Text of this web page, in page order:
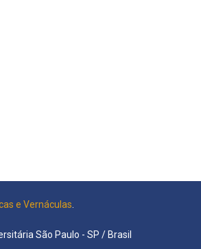
e Vernáculas
São Paulo - SP / Brasil